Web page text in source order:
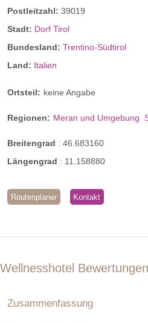
Postleitzahl: 39019
Stadt: Dorf Tirol
Bundesland: Trentino-Südtirol
Land: Italien
Ortsteil: keine Angabe
Regionen: Meran und Umgebung
Breitengrad : 46.683160
Längengrad : 11.158880
Routenplaner Kontakt
Wellnesshotel Bewertungen
Zusammenfassung